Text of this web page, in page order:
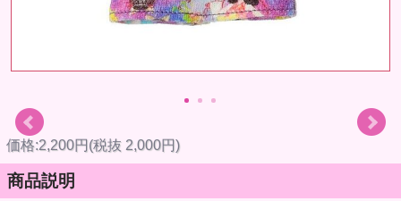
価格:2,200円(税抜 2,000円)
商品説明